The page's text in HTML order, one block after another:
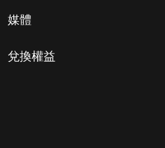
媒體
兌換權益